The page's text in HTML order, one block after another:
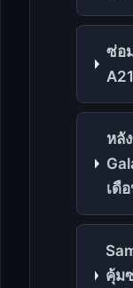
ซ่อ
หลั
เดื
คุ้ม